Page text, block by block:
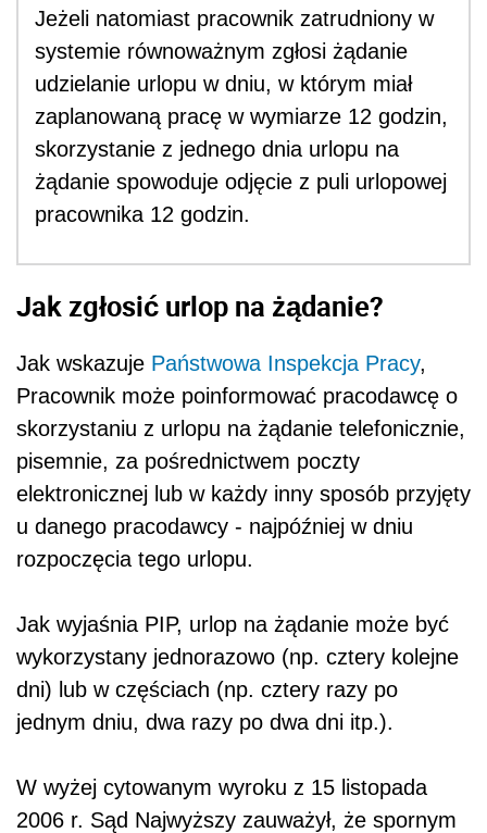
Jeżeli natomiast pracownik zatrudniony w
systemie równoważnym zgłosi żądanie
udzielanie urlopu w dniu, w którym miał
zaplanowaną pracę w wymiarze 12 godzin,
skorzystanie z jednego dnia urlopu na
żądanie spowoduje odjęcie z puli urlopowej
pracownika 12 godzin.
Jak zgłosić urlop na żądanie?
Jak wskazuje Państwowa Inspekcja Pracy,
Pracownik może poinformować pracodawcę o
skorzystaniu z urlopu na żądanie telefonicznie,
pisemnie, za pośrednictwem poczty
elektronicznej lub w każdy inny sposób przyjęty
u danego pracodawcy - najpóźniej w dniu
rozpoczęcia tego urlopu.
Jak wyjaśnia PIP, urlop na żądanie może być
wykorzystany jednorazowo (np. cztery kolejne
dni) lub w częściach (np. cztery razy po
jednym dniu, dwa razy po dwa dni itp.).
W wyżej cytowanym wyroku z 15 listopada
2006 r. Sąd Najwyższy zauważył, że spornym